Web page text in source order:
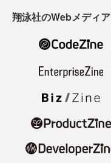
翔泳社のWebメディア